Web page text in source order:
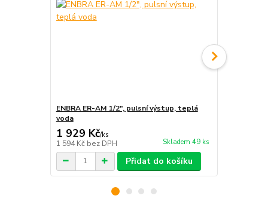
ENBRA ER-AM 1/2", pulsní výstup, teplá
voda
1 929 Kč/ks
1 594 Kč bez DPH Skladem 49 ks
Přidat do košíku